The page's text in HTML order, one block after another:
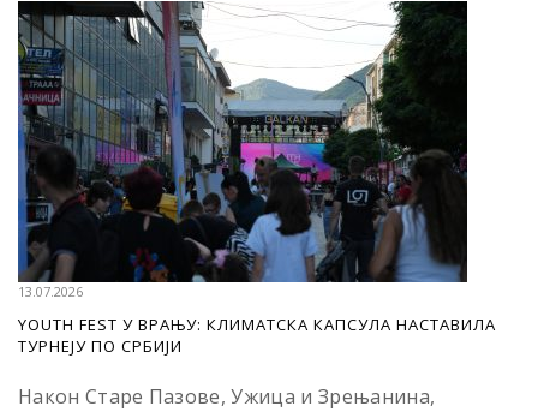
13.07.2026
YOUTH FEST У ВРАЊУ: КЛИМАТСКА КАПСУЛА НАСТАВИЛА
ТУРНЕЈУ ПО СРБИЈИ
Након Старе Пазове, Ужица и Зрењанина,